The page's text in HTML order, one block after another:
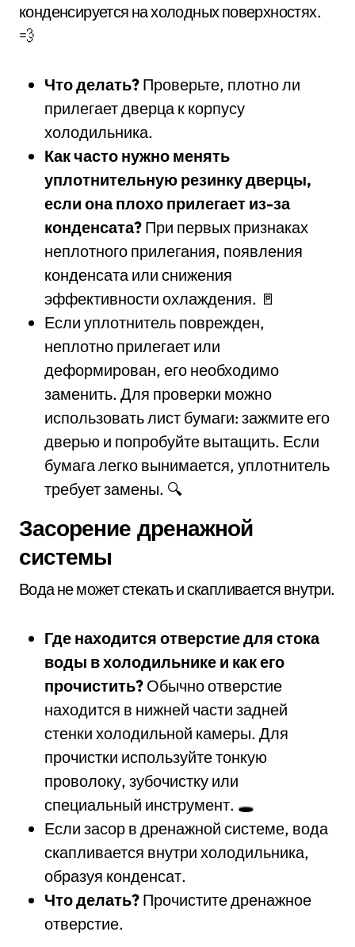
конденсируется на холодных поверхностях.
💨
Что делать? Проверьте, плотно ли
прилегает дверца к корпусу
холодильника.
Как часто нужно менять
уплотнительную резинку дверцы,
если она плохо прилегает из-за
конденсата? При первых признаках
неплотного прилегания, появления
конденсата или снижения
эффективности охлаждения. 🚪
Если уплотнитель поврежден,
неплотно прилегает или
деформирован, его необходимо
заменить. Для проверки можно
использовать лист бумаги: зажмите его
дверью и попробуйте вытащить. Если
бумага легко вынимается, уплотнитель
требует замены. 🔍
Засорение дренажной
системы
Вода не может стекать и скапливается внутри.
Где находится отверстие для стока
воды в холодильнике и как его
прочистить? Обычно отверстие
находится в нижней части задней
стенки холодильной камеры. Для
прочистки используйте тонкую
проволоку, зубочистку или
специальный инструмент. 🕳️
Если засор в дренажной системе, вода
скапливается внутри холодильника,
образуя конденсат.
Что делать? Прочистите дренажное
отверстие.